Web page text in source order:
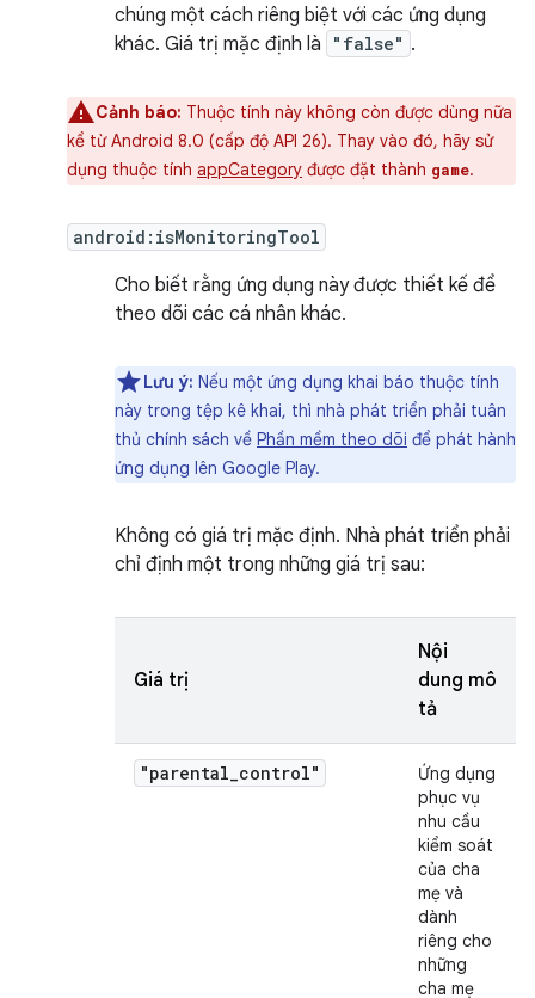
chúng một cách riêng biệt với các ứng dụng
khác. Giá trị mặc định là
"false" .
Cảnh báo: Thuộc tính này không còn được dùng nữa
kể từ Android 8.0 (cấp độ API 26). Thay vào đó, hãy sử
dụng thuộc tính appCategory được đặt thành game.
android:isMonitoringTool
Cho biết rằng ứng dụng này được thiết kế để
theo dõi các cá nhân khác.
Lưu ý: Nếu một ứng dụng khai báo thuộc tính
này trong tệp kê khai, thì nhà phát triển phải tuân
thủ chính sách về Phần mềm theo dõi để phát hành
ứng dụng lên Google Play.
Không có giá trị mặc định. Nhà phát triển phải
chỉ định một trong những giá trị sau:
Giá trị
Nội
dung mô
tả
"parental_control"
Ứng dụng
phục vụ
nhu cầu
kiểm soát
của cha
mẹ và
dành
riêng cho
những
cha mẹ